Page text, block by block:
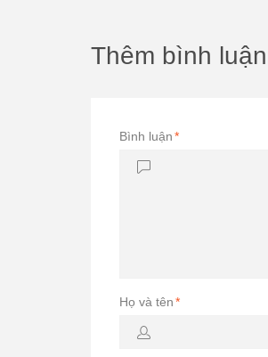
Thêm bình luận
Bình luận*
Họ và tên*